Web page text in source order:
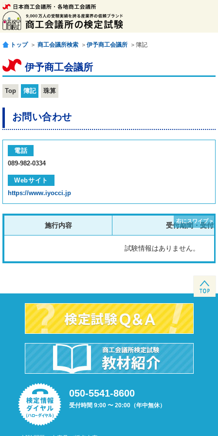
トップ ＞ 商工会議所検索 ＞ 伊予商工会議所 ＞簿記
伊予商工会議所
Top 簿記 珠算
お問い合わせ
電話
089-982-0334
Webサイト
https://www.iyocci.jp
施行内容 受付期間・受付
試験情報はありません。
050-5541-8600
受付時間 9:00 〜 20:00（年中無休）